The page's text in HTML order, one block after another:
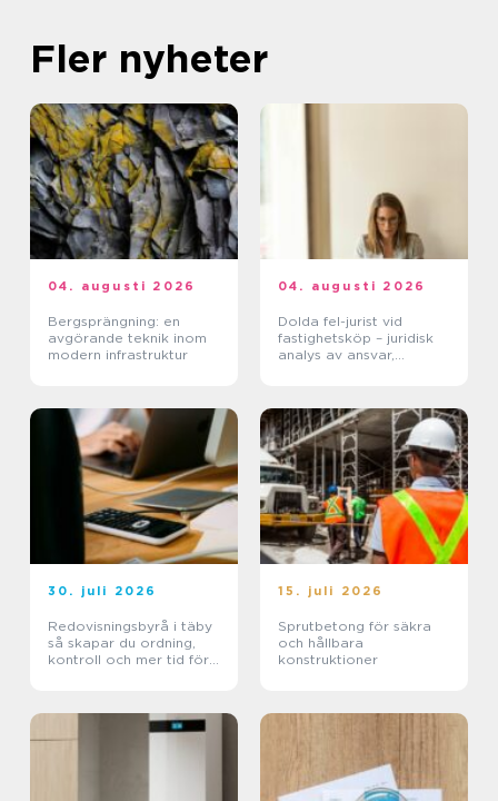
Fler nyheter
04. augusti 2026
Bergsprängning: en
avgörande teknik inom
modern infrastruktur
04. augusti 2026
Dolda fel-jurist vid
fastighetsköp – juridisk
analys av ansvar,
30. juli 2026
Redovisningsbyrå i täby
så skapar du ordning,
kontroll och mer tid för
15. juli 2026
Sprutbetong för säkra
och hållbara
konstruktioner